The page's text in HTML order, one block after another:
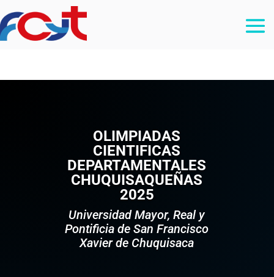
OLIMPIADAS
CIENTIFICAS
DEPARTAMENTALES
CHUQUISAQUEÑAS
2025
Universidad Mayor, Real y
Pontificia de San Francisco
Xavier de Chuquisaca